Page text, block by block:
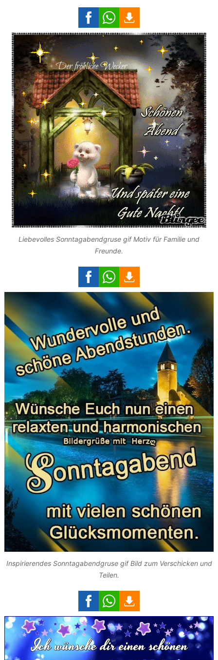
Liebevolles Sonntagabendgruse gif Motiv für Familie und
Freunde.
Inspirierendes Sonntagabendgruse gif Bild zum Verschicken und
Teilen.